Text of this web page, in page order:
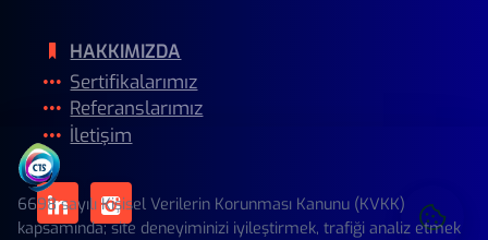
HAKKIMIZDA
Sertifikalarımız
Referanslarımız
İletişim
6698 sayılı Kişisel Verilerin Korunması Kanunu (KVKK)
kapsamında; site deneyiminizi iyileştirmek, trafiği analiz etmek